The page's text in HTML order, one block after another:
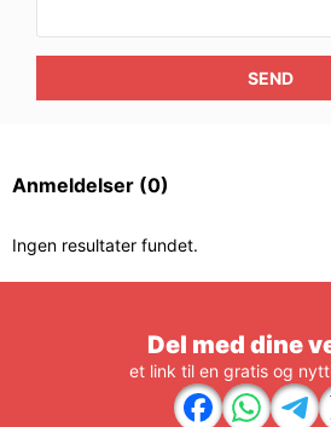
SEND
Anmeldelser (0)
Ingen resultater fundet.
Del med dine
et link til en gratis og